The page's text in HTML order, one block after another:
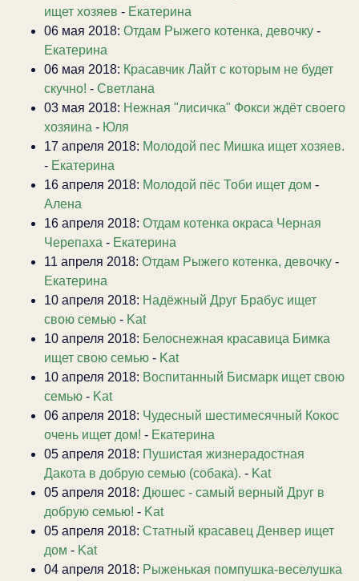
ищет хозяев - Екатерина
06 мая 2018: Отдам Рыжего котенка, девочку -
Екатерина
06 мая 2018: Красавчик Лайт с которым не будет
скучно! - Светлана
03 мая 2018: Нежная "лисичка" Фокси ждёт своего
хозяина - Юля
17 апреля 2018: Молодой пес Мишка ищет хозяев.
- Екатерина
16 апреля 2018: Молодой пёс Тоби ищет дом -
Алена
16 апреля 2018: Отдам котенка окраса Черная
Черепаха - Екатерина
11 апреля 2018: Отдам Рыжего котенка, девочку -
Екатерина
10 апреля 2018: Надёжный Друг Брабус ищет
свою семью - Kat
10 апреля 2018: Белоснежная красавица Бимка
ищет свою семью - Kat
10 апреля 2018: Воспитанный Бисмарк ищет свою
семью - Kat
06 апреля 2018: Чудесный шестимесячный Кокос
очень ищет дом! - Екатерина
05 апреля 2018: Пушистая жизнерадостная
Дакота в добрую семью (собака). - Kat
05 апреля 2018: Дюшес - самый верный Друг в
добрую семью! - Kat
05 апреля 2018: Статный красавец Денвер ищет
дом - Kat
04 апреля 2018: Рыженькая помпушка-веселушка